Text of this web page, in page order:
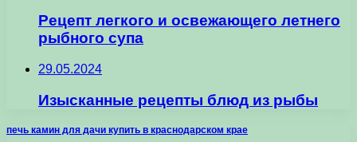
Рецепт легкого и освежающего летнего
рыбного супа
29.05.2024
Изысканные рецепты блюд из рыбы
печь камин для дачи купить в краснодарском крае